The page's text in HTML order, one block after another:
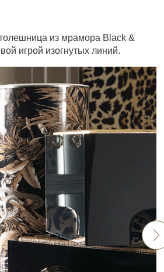
из мрамора Black &
игрой изогнутых линий.